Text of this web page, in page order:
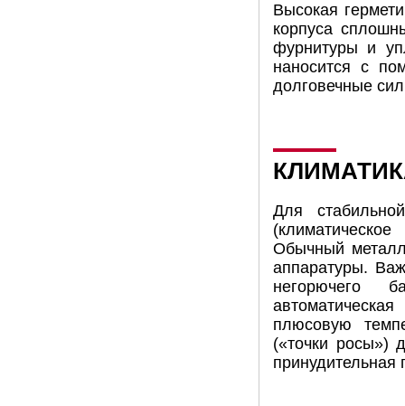
​​​​​​​​​​​​​​Высокая
корпуса
фурнитуры и
наносится с
долговечные
Для
Обычный металл
аппаратуры.
негорючего
плюсовую
(«точки росы»)